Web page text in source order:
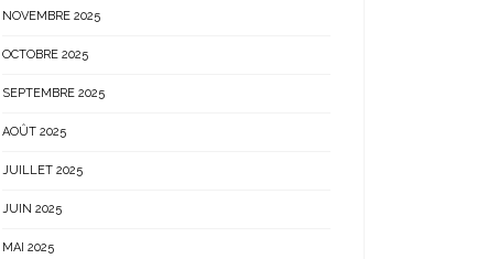
NOVEMBRE 2025
OCTOBRE 2025
SEPTEMBRE 2025
AOÛT 2025
JUILLET 2025
JUIN 2025
MAI 2025